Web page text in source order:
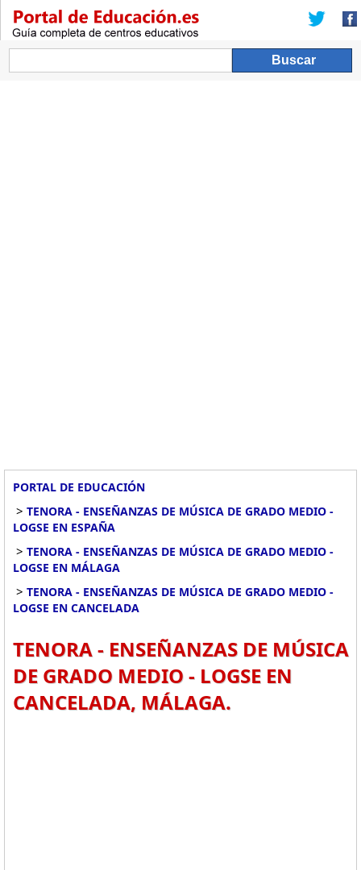
PORTAL DE EDUCACIÓN
> TENORA - ENSEÑANZAS DE MÚSICA DE GRADO MEDIO -
LOGSE EN ESPAÑA
> TENORA - ENSEÑANZAS DE MÚSICA DE GRADO MEDIO -
LOGSE EN MÁLAGA
> TENORA - ENSEÑANZAS DE MÚSICA DE GRADO MEDIO -
LOGSE EN CANCELADA
TENORA - ENSEÑANZAS DE MÚSICA
DE GRADO MEDIO - LOGSE EN
CANCELADA, MÁLAGA.